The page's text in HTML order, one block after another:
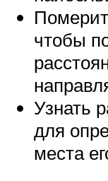
чтобы
Узнать
для
места